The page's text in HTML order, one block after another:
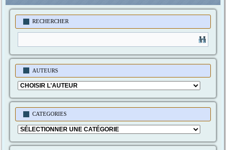
RECHERCHER
AUTEURS
CATEGORIES
Categories